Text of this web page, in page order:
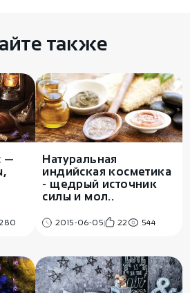
также
—
Натуральная
индийская косметика
- щедрый источник
силы и мол..
2015-06-05 22 544